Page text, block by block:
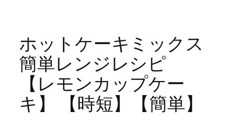
ホットケーキミックス
簡単レンジレシピ
【レモンカップケー
キ】 【時短】【簡単】